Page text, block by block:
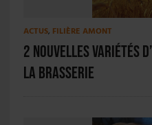
ACTUS, FILIÈRE AMONT
2 nouvelles variétés
la brasserie